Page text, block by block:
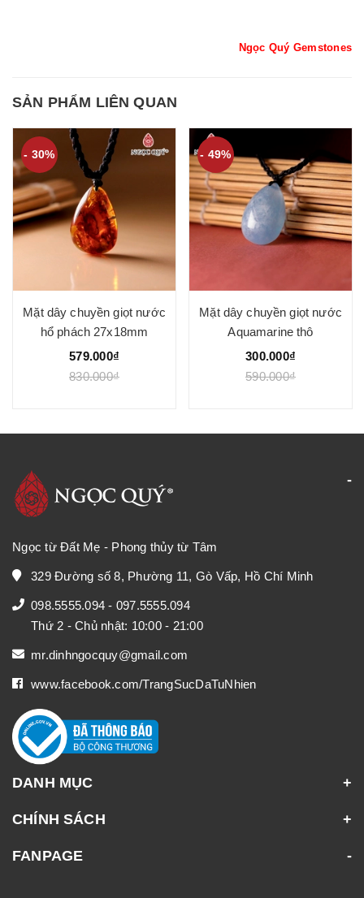
Ngọc Quý Gemstones
SẢN PHẨM LIÊN QUAN
- 30%
Mặt dây chuyền giọt nước
hổ phách 27x18mm
579.000₫
830.000₫
- 49%
Mặt dây chuyền giọt nước
Aquamarine thô
300.000₫
590.000₫
Ngọc từ Đất Mẹ - Phong thủy từ Tâm
329 Đường số 8, Phường 11, Gò Vấp, Hồ Chí Minh
098.5555.094 - 097.5555.094
Thứ 2 - Chủ nhật: 10:00 - 21:00
mr.dinhngocquy@gmail.com
www.facebook.com/TrangSucDaTuNhien
DANH MỤC
CHÍNH SÁCH
FANPAGE